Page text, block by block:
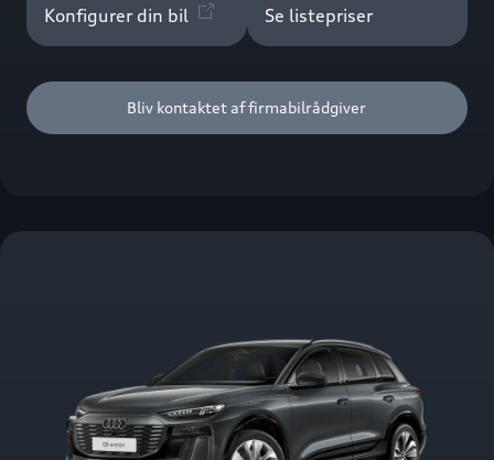
Konfigurer din bil Se listepriser
Bliv kontaktet af firmabilrådgiver